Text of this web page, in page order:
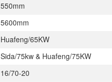
550mm
5600mm
Huafeng/65KW
Sida/75kw & Huafeng/75KW
16/70-20